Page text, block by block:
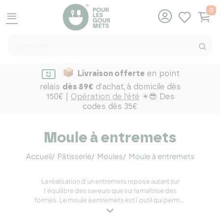
menu
0
Livraison offerte en point
relais dès 89€ d'achat, à domicile dès
150€ | Opération de l'été ☀😎 Des
codes dès 35€
Moule à entremets
Accueil Pâtisserie Moules Moule à entremets
La réalisation d’un entremets repose autant sur
l’équilibre des saveurs que sur la maîtrise des
formes. Le moule à entremets est l’outil qui permet
de donner une structure nette et régulière aux